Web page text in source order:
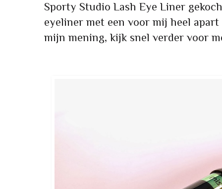
Sporty Studio Lash Eye Liner
eyeliner met een voor mij heel
mijn mening, kijk snel verder voor